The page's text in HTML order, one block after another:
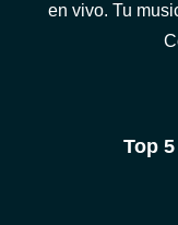
en vivo. Tu
Top